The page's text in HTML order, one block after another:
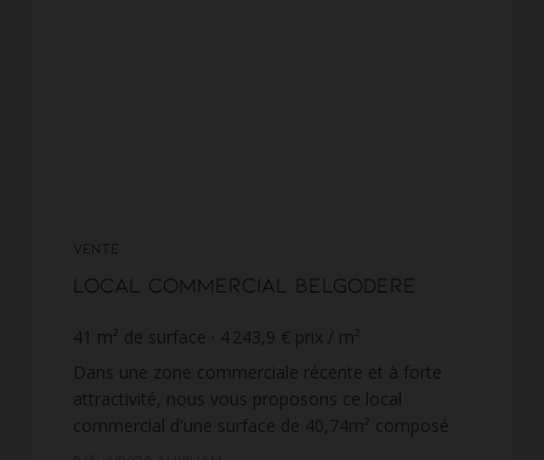
VENTE
Local commercial Belgodere
41 m² de surface 4 243,9 € prix / m²
Dans une zone commerciale récente et à forte
attractivité, nous vous proposons ce local
commercial d'une surface de 40,74m² composé